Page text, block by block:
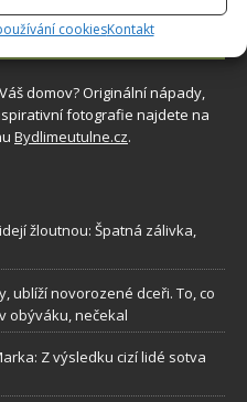
cookiesKontakt
domov? Originální nápady,
fotografie najdete na
Bydlimeutulne.cz.
žloutnou: Špatná zálivka,
ublíží novorozené dceři. To, co
obýváku, nečekal
Z výsledku cizí lidé sotva